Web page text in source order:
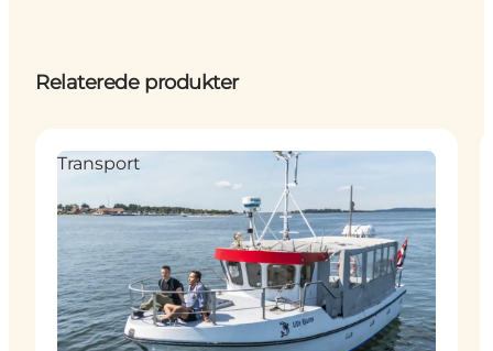
Relaterede produkter
Transport